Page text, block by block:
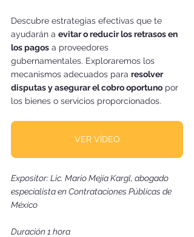
Descubre estrategias efectivas que te
ayudarán a evitar o reducir los retrasos en
los pagos a proveedores
gubernamentales. Exploraremos los
mecanismos adecuados para resolver
disputas y asegurar el cobro oportuno por
los bienes o servicios proporcionados.
VER VÍDEO
Expositor: Lic. Mario Mejía Kargl, abogado
especialista en Contrataciones Públicas de
México
Duración 1 hora